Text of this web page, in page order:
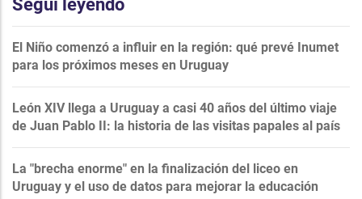
Seguí leyendo
El Niño comenzó a influir en la región: qué prevé Inumet
para los próximos meses en Uruguay
León XIV llega a Uruguay a casi 40 años del último viaje
de Juan Pablo II: la historia de las visitas papales al país
La "brecha enorme" en la finalización del liceo en
Uruguay y el uso de datos para mejorar la educación